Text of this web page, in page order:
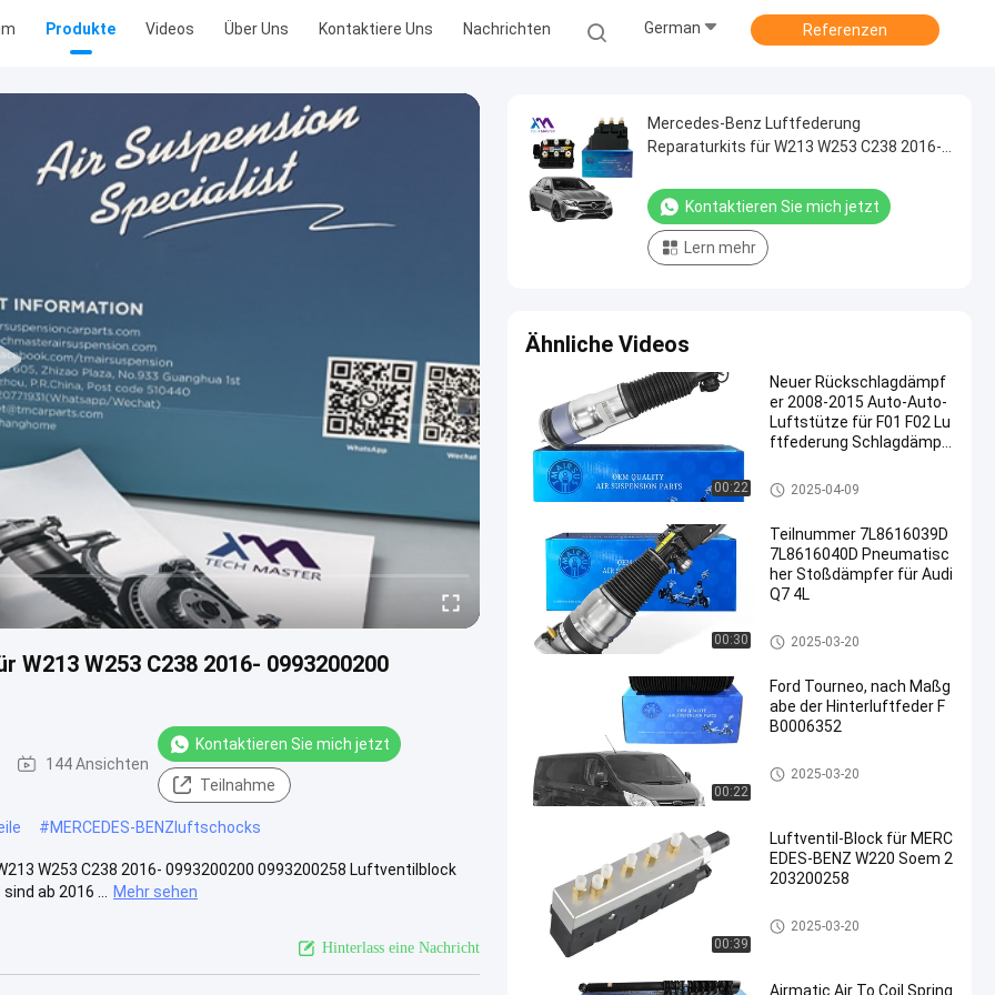
Produkte Videos Über Uns Kontaktiere Uns Nachrichten German Referenzen
W253 C238 2016- 0993200200
144 Ansichten
Kontaktieren Sie mich jetzt
Teilnahme
#MERCEDES-BENZluftschocks
W253 C238 2016- 0993200200 0993200258 Luftventilblock
ab 2016 ...
Mehr sehen
Hinterlass eine Nachricht
Mercedes-Benz Luftfederung
Reparaturkits für W213 W253 C238 2016-
Kontaktieren Sie mich jetzt
Lern mehr
Ähnliche Videos
00:22
Neuer Rückschlagdämpf
er 2008-2015 Auto-Auto-
Luftstütze für F01 F02 Lu
ftfederung Schlagdämpf
6929
Luft-Suspendierungs-Schock
2025-04-09
00:30
Teilnummer 7L8616039D
7L8616040D Pneumatisc
her Stoßdämpfer für Audi
Q7 4L
Luft-Suspendierungs-Schock
2025-03-20
00:22
Ford Tourneo, nach Maßg
abe der Hinterluftfeder F
B0006352
Luftsuspendierungsfrühlinge
2025-03-20
00:39
Luftventil-Block für MERC
EDES-BENZ W220 Soem 2
203200258
MERCEDES-BENZluft-Suspend
ierungs-Teile
2025-03-20
Airmatic Air To Coil Spring